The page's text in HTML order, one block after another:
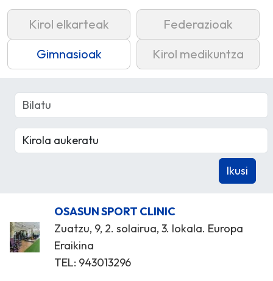
Kirol elkarteak
Federazioak
Gimnasioak
Kirol medikuntza
OSASUN SPORT CLINIC
Zuatzu, 9, 2. solairua, 3. lokala. Europa
Eraikina
TEL: 943013296